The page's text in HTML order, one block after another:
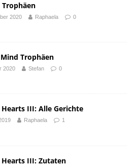
Trophäen
2020 Raphaela 0
Trophäen
2020 Stefan 0
III: Alle Gerichte
Raphaela 1
III: Zutaten